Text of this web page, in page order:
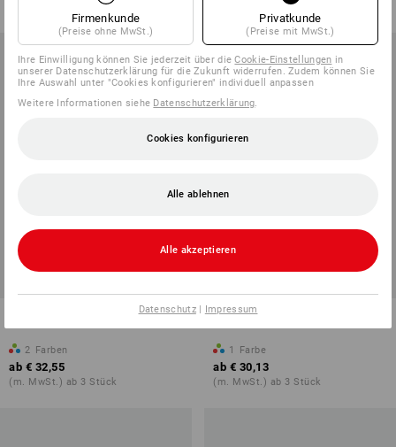
(m. MwSt.) ab 3 Stück
Washbag e.s.work&travel
2 Farben
ab € 32,55
(m. MwSt.) ab 3 Stück
Umhängetasche e.s.ambition
1 Farbe
ab € 30,13
(m. MwSt.) ab 3 Stück
Firmenkunde
(Preise ohne MwSt.)
Privatkunde
(Preise mit MwSt.)
Ihre Einwilligung können Sie jederzeit über dieCookie-Einstellungen in
unserer Datenschutzerklärung für die Zukunft widerrufen. Zudem können Sie
Ihre Auswahl unter "Cookies konfigurieren" individuell anpassen
Weitere Informationen siehe Datenschutzerklärung.
Cookies konfigurieren
Alle ablehnen
Alle akzeptieren
Datenschutz| Impressum